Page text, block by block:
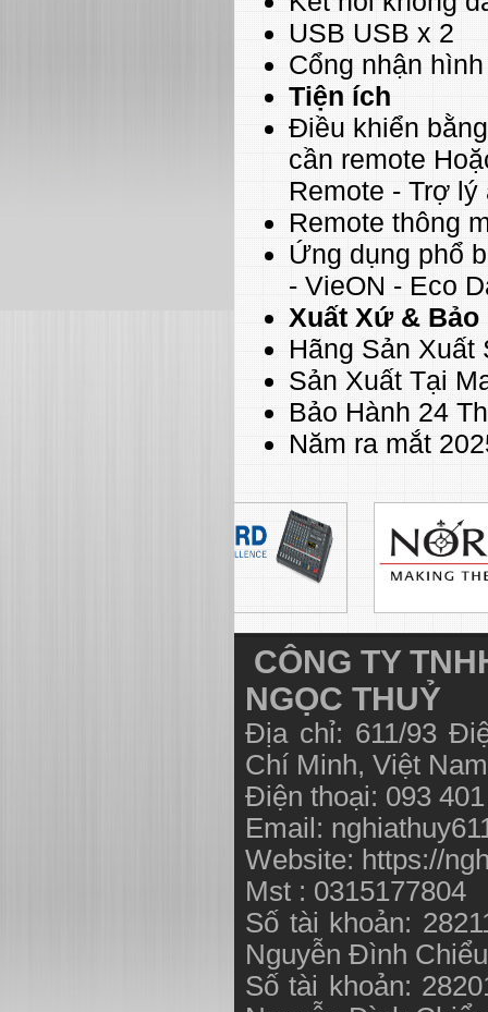
USB USB x 2
Cổng nhận
Tiện ích
Điều khiển
cần remote
Remote - Trợ
Remote thông
Ứng dụng phổ
- VieON - Eco
Xuất Xứ & Bảo
Hãng Sản Xuất
Sản Xuất Tại
Bảo Hành 24
Năm ra mắt
CÔNG TY
NGỌC THUỶ
Địa chỉ: 611/93
Chí Minh, Việt
Điện thoại: 093
Email:
Website: https://
Mst : 0315177804
Số tài khoản:
Nguyễn Đình
Số tài khoản: